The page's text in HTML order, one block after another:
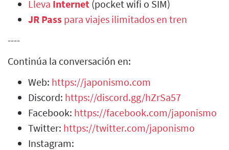
Lleva Internet (pocket wifi o SIM)
JR Pass para viajes ilimitados en tren
----
Continúa la conversación en:
Web: https://japonismo.com
Discord: https://discord.gg/hZrSa57
Facebook: https://facebook.com/japonismo
Twitter: https://twitter.com/japonismo
Instagram: